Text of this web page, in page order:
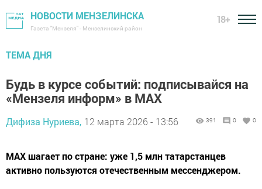
НОВОСТИ МЕНЗЕЛИНСКА
Газета "Мензеля" - Мензелинский район
18+
ТЕМА ДНЯ
Будь в курсе событий: подписывайся на
«Мензеля информ» в MAX
Дифиза Нуриева, 12 марта 2026 - 13:56 391 0 0
MAX шагает по стране: уже 1,5 млн татарстанцев
активно пользуются отечественным мессенджером.